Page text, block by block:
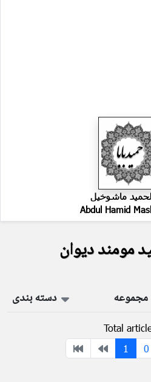
ماشوخیل
Abdul Hamid
مومند دیوان
مجموعه دسته بندی
Total
1
0